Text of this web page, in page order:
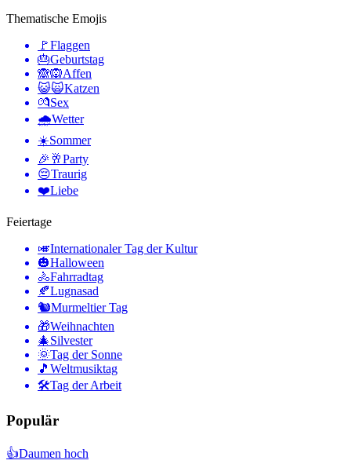
Thematische Emojis
🚩Flaggen
🎂Geburtstag
🙈🙉Affen
😺🙀Katzen
💏Sex
🌧Wetter
☀️Sommer
🎉🥂Party
😔Traurig
❤️Liebe
Feiertage
🎺Internationaler Tag der Kultur
🎃Halloween
🚴Fahrradtag
🍂Lugnasad
🐿Murmeltier Tag
🎁Weihnachten
🎄Silvester
🌞Tag der Sonne
🎵 Weltmusiktag
🛠Tag der Arbeit
Populär
👍Daumen hoch